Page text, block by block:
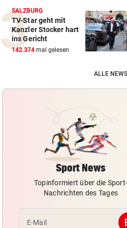
SALZBURG
TV-Star geht mit
Kanzler Stocker hart
ins Gericht
142.374 mal gelesen
ALLE
Sport News
Topinformiert über die Sport-
Nachrichten des Tages
E-Mail